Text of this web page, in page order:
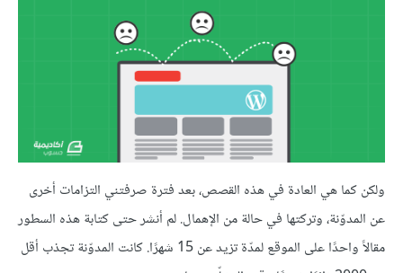
ولكن كما هي العادة في هذه القصص، بعد فترة صرفتني التزامات أخرى
عن المدوّنة، وتركتها في حالة من الإهمال. لم أنشر حتى كتابة هذه السطور
مقالاً واحدًا على الموقع لمدّة تزيد عن 15 شهرًا. كانت المدوّنة تجذب أقل